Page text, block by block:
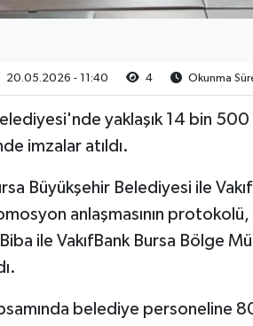
20.05.2026 - 11:40 4 Okunma
yaklaşık 14 bin
imzalar atıldı.
Büyükşehir Belediyesi ile
anlaşmasının
Biba ile VakıfBank Bursa Bölge
belediye personeline